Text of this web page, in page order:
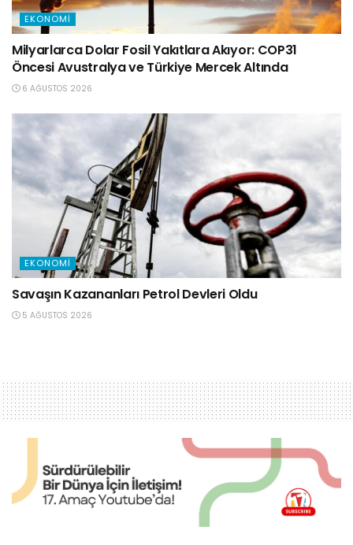
EKONOMI
Milyarlarca Dolar Fosil Yakıtlara Akıyor: COP31
Öncesi Avustralya ve Türkiye Mercek Altında
6 AĞUSTOS 2026
EKONOMI
Savaşın Kazananları Petrol Devleri Oldu
5 AĞUSTOS 2026